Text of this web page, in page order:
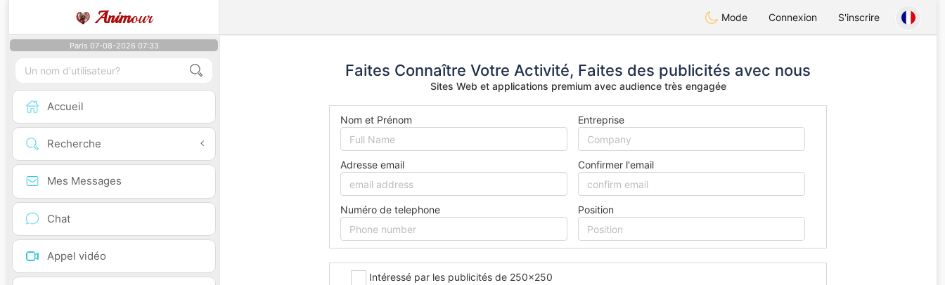
Animour Mode Connexion S'inscrire
Paris 07-08-2026 07:33
Accueil
Recherche
Mes Messages
Chat
Appel vidéo
Faites Connaître Votre Activité, Faites des publicités avec nous
Sites Web et applications premium avec audience très engagée
Nom et Prénom Entreprise
Adresse email Confirmer l'email
Numéro de telephone Position
Intéressé par les publicités de 250x250